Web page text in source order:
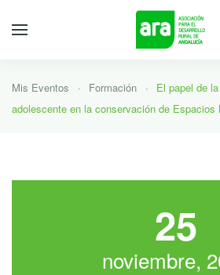
Mis Eventos Formación
El papel de
adolescente en la conservación de Espacios
25
noviembre,